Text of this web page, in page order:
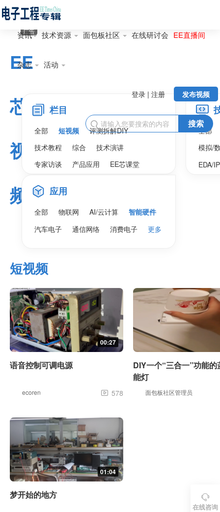
资讯 技术资源 面包板社区 在线研讨会 EE直播间
杂志 活动
发布视频
登录 | 注册
 搜索
EE
芯
视
频
广告
栏目
全部 短视频
评测拆解DIY
技术教程
综合
技术演讲
专家访谈
产品应用 EE芯课堂
全部
模拟/
EDA/
应用
全部 物联网 AI/云计算
智能硬件
汽车电子
通信网络 消费电子 更多
短视频
00:27
语音控制可调电源
ecoren  578
DIY一个“三合一”功能的
能灯
面包板社区管理员
01:04
梦开始的地方 
在线咨询